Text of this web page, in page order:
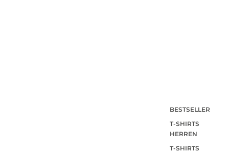
BESTSELLER
T-SHIRTS
HERREN
T-SHIRTS